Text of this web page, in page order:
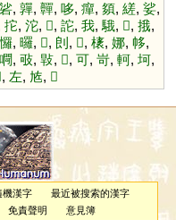
硰, 嚲, 䯬, 哆, 癉, 䫂, 縒, 娑,
拕, 沱, 𣵻, 詑, 我, 騀, 𩒰, 㧴,
㦬, 曪, 𣂞, 剆 , 𠻡, 橠, 娜, 㡅,
㗿, 㪃, 㪋, 𩑸, 可, 岢, 軻, 坷,
, 左, 㝾, 
機漢字
最近被搜索的漢字
免責聲明 意見簿